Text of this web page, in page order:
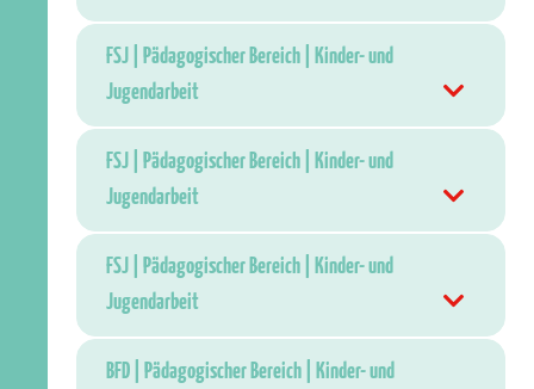
FSJ | Pädagogischer Bereich | Kinder- und
Jugendarbeit
FSJ | Pädagogischer Bereich | Kinder- und
Jugendarbeit
FSJ | Pädagogischer Bereich | Kinder- und
Jugendarbeit
BFD | Pädagogischer Bereich | Kinder- und